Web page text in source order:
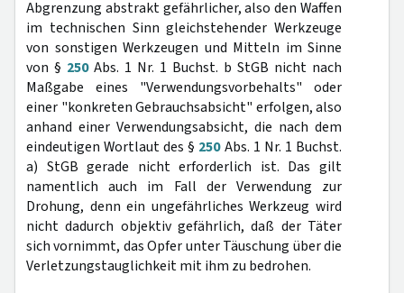
Abgrenzung abstrakt gefährlicher, also den Waffen
im technischen Sinn gleichstehender Werkzeuge
von sonstigen Werkzeugen und Mitteln im Sinne
von § 250Abs. 1 Nr. 1 Buchst. b StGB nicht nach
Maßgabe eines "Verwendungsvorbehalts" oder
einer "konkreten Gebrauchsabsicht" erfolgen, also
anhand einer Verwendungsabsicht, die nach dem
eindeutigen Wortlaut des § 250Abs. 1 Nr. 1 Buchst.
a) StGB gerade nicht erforderlich ist. Das gilt
namentlich auch im Fall der Verwendung zur
Drohung, denn ein ungefährliches Werkzeug wird
nicht dadurch objektiv gefährlich, daß der Täter
sich vornimmt, das Opfer unter Täuschung über die
Verletzungstauglichkeit mit ihm zu bedrohen.